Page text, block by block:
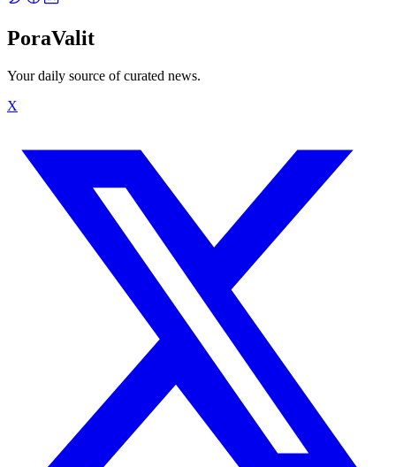
PoraValit
Your daily source of curated news.
X